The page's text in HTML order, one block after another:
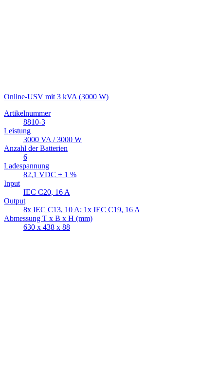
Online-USV mit 3 kVA (3000 W)
Artikelnummer
8810-3
Leistung
3000 VA / 3000 W
Anzahl der Batterien
6
Ladespannung
82,1 VDC ± 1 %
Input
IEC C20, 16 A
Output
8x IEC C13, 10 A; 1x IEC C19, 16 A
Abmessung T x B x H (mm)
630 x 438 x 88